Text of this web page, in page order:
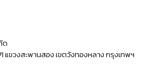
ด
แขวงสะพานสอง เขตวังทองหลาง กรุงเทพฯ